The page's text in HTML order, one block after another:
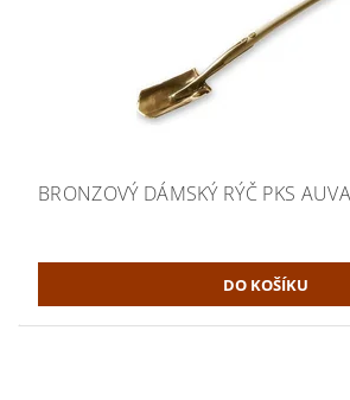
BRONZOVÝ DÁMSKÝ RÝČ PKS